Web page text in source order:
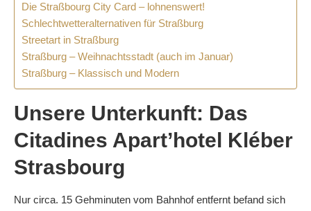
Die Straßbourg City Card – lohnenswert!
Schlechtwetteralternativen für Straßburg
Streetart in Straßburg
Straßburg – Weihnachtsstadt (auch im Januar)
Straßburg – Klassisch und Modern
Unsere Unterkunft: Das
Citadines Apart’hotel Kléber
Strasbourg
Nur circa. 15 Gehminuten vom Bahnhof entfernt befand sich